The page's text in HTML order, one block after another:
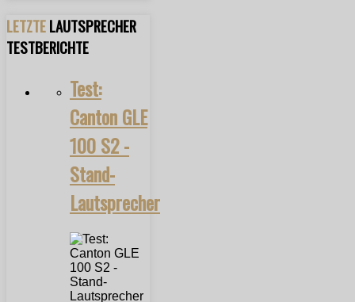
LETZTELAUTSPRECHER
TESTBERICHTE
Test:
Canton GLE
100 S2 -
Stand-
Lautsprecher